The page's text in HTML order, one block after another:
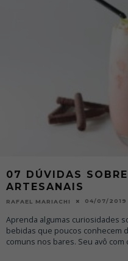
07 DÚVIDAS
ARTESANAIS
RAFAEL MARIACHI 04/07/2019
Aprenda algumas curiosidades
bebidas que poucos conhecem
comuns nos bares. Seu avô com